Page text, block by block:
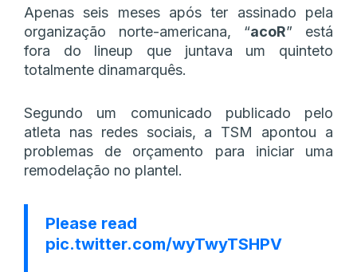
Apenas seis meses após ter assinado pela
organização norte-americana, “acoR” está
fora do lineup que juntava um quinteto
totalmente dinamarquês.
Segundo um comunicado publicado pelo
atleta nas redes sociais, a TSM apontou a
problemas de orçamento para iniciar uma
remodelação no plantel.
Please read
pic.twitter.com/wyTwyTSHPV